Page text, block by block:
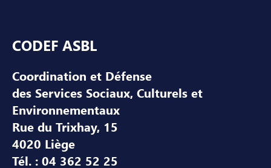
CODEF ASBL
Coordination et Défense
des Services Sociaux, Culturels et
Environnementaux
Rue du Trixhay, 15
4020 Liège
Tél. : 04 362 52 25